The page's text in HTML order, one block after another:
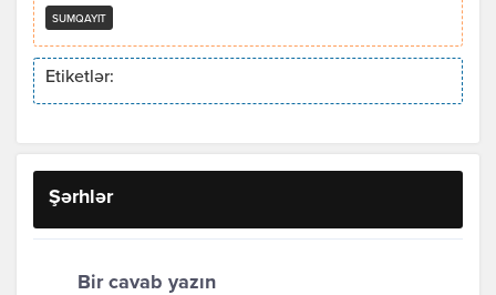
SUMQAYIT
Etiketlər:
Şərhlər
Bir cavab yazın